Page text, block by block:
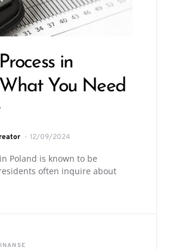
in
You Need
12/09/2024
Poland is known to be
often inquire about